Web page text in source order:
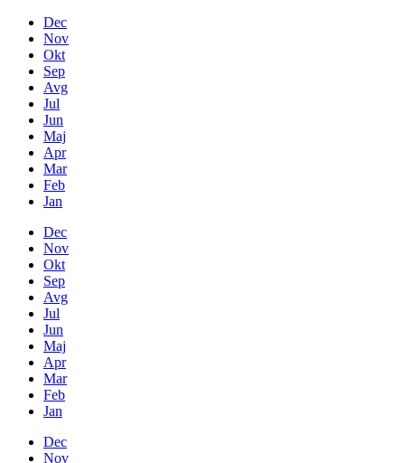
Dec
Nov
Okt
Sep
Avg
Jul
Jun
Maj
Apr
Mar
Feb
Jan
Dec
Nov
Okt
Sep
Avg
Jul
Jun
Maj
Apr
Mar
Feb
Jan
Dec
Nov